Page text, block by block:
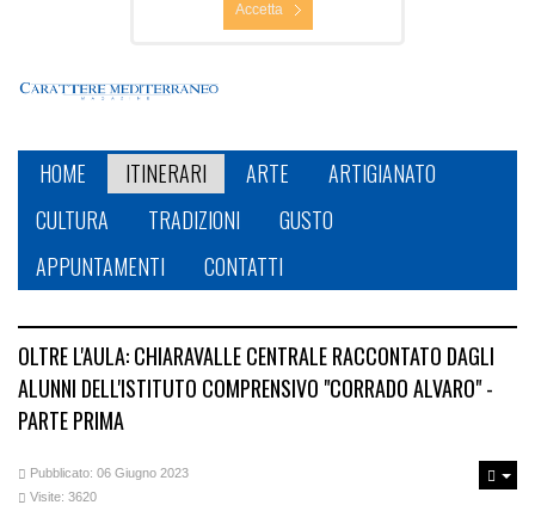
Accetta
HOME ITINERARI ARTE
ARTIGIANATO
CULTURA
TRADIZIONI
GUSTO
APPUNTAMENTI
CONTATTI
OLTRE L'AULA: CHIARAVALLE CENTRALE RACCONTATO DAGLI
ALUNNI DELL'ISTITUTO COMPRENSIVO "CORRADO ALVARO" -
PARTE PRIMA
Pubblicato: 06 Giugno 2023
Visite: 3620